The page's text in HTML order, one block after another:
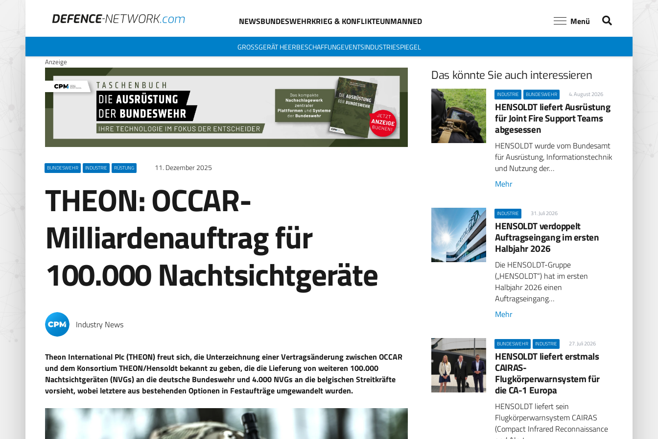
NEWSBUNDESWEHRKRIEG & KONFLIKTEUNMANNED Menü
GROSSGERÄT HEERBESCHAFFUNGEVENTSINDUSTRIESPIEGEL
Anzeige
BUNDESWEHR INDUSTRIE RÜSTUNG 11. Dezember 2025
THEON: OCCAR-
Milliardenauftrag für
100.000 Nachtsichtgeräte
Industry News
Theon International Plc (THEON) freut sich, die Unterzeichnung einer Vertragsänderung zwischen OCCAR
und dem Konsortium THEON/Hensoldt bekannt zu geben, die die Lieferung von weiteren 100.000
Nachtsichtgeräten (NVGs) an die deutsche Bundeswehr und 4.000 NVGs an die belgischen Streitkräfte
vorsieht, wobei letztere aus bestehenden Optionen in Festaufträge umgewandelt wurden.
Das könnte Sie auch interessieren
INDUSTRIE BUNDESWEHR 4. August 2026
HENSOLDT liefert Ausrüstung
für Joint Fire Support Teams
abgesessen
HENSOLDT wurde vom Bundesamt
für Ausrüstung, Informationstechnik
und Nutzung der…
Mehr
INDUSTRIE 31. Juli 2026
HENSOLDT verdoppelt
Auftragseingang im ersten
Halbjahr 2026
Die HENSOLDT-Gruppe
(„HENSOLDT“) hat im ersten
Halbjahr 2026 einen
Auftragseingang…
Mehr
BUNDESWEHR INDUSTRIE 27. Juli 2026
HENSOLDT liefert erstmals
CAIRAS-
Flugkörperwarnsystem für
die CA-1 Europa
HENSOLDT liefert sein
Flugkörperwarnsystem CAIRAS
(Compact Infrared Reconnaissance